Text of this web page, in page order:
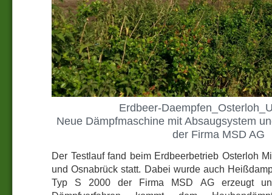
Erdbeer-
Neue Dämpfmaschine mit Absaugsystem
der Firma MSD AG
Der Testlauf fand beim Erdbeerbetrieb Osterloh
und Osnabrück statt. Dabei wurde auch
Typ S 2000 der Firma MSD AG erzeugt